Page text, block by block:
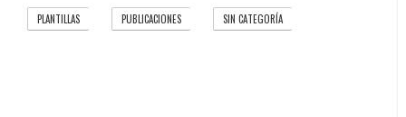
PLANTILLAS PUBLICACIONES SIN CATEGORÍA